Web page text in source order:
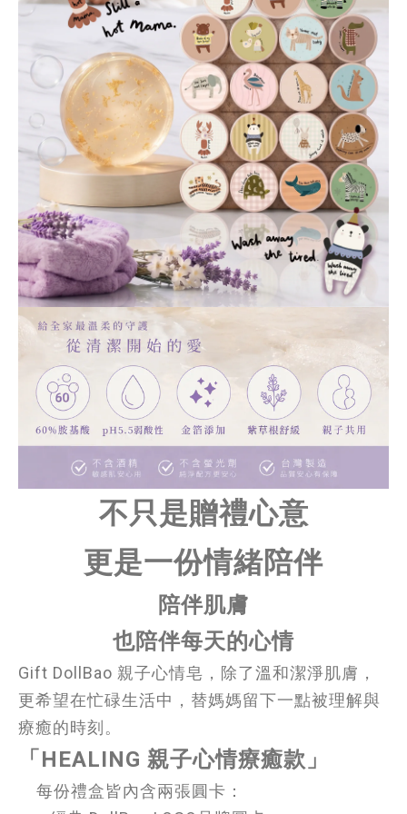
不只是贈禮心意
更是一份情緒陪伴
陪伴肌膚
也陪伴每天的心情
Gift DollBao 親子心情皂，除了溫和潔淨肌膚，
更希望在忙碌生活中，替媽媽留下一點被理解與
療癒的時刻。
「HEALING 親子心情療癒款」
每份禮盒皆內含兩張圓卡：